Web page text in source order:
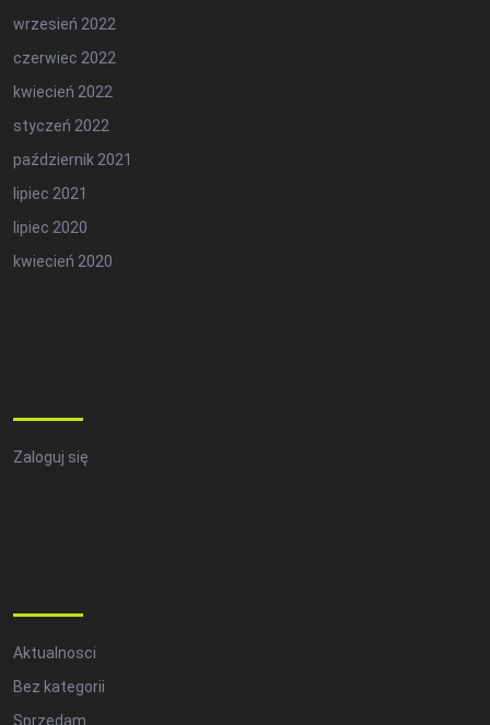
wrzesień 2022
czerwiec 2022
kwiecień 2022
styczeń 2022
październik 2021
lipiec 2021
lipiec 2020
kwiecień 2020
Zaloguj się
Aktualnosci
Bez kategorii
Sprzedam